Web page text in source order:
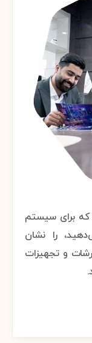
که برای سیستم
را نشان
و تجهیزات